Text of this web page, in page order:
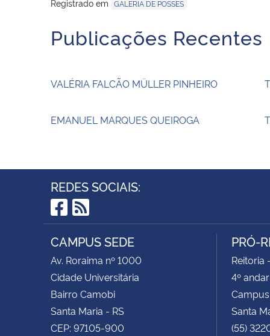
Registrado em GALERIA DE POSSES
Publicações Recentes
VALÉRIA FALCÃO MÜLLER PINHEIRO
EMANUEL MARQUES QUEIROGA
REDES SOCIAIS:
Facebook
RSS
CAMPUS SEDE
Av. Roraima nº 1000
Cidade Universitária
Bairro Camobi
Santa Maria - RS
CEP: 97105-900
PRÓ-
Reitoria
4º andar
Santa
(55)